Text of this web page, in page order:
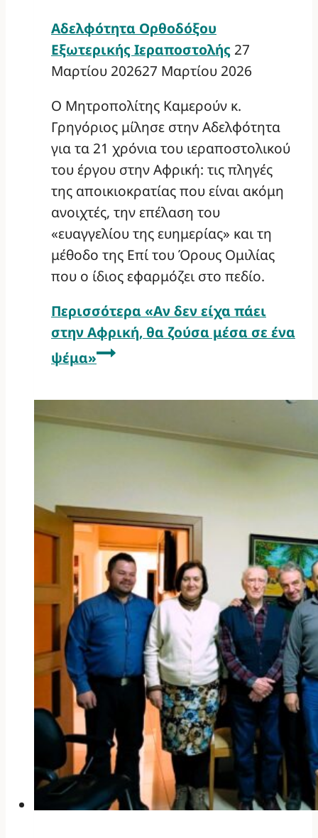
Αδελφότητα Ορθοδόξου
Εξωτερικής Ιεραποστολής 27
Μαρτίου 202627 Μαρτίου 2026
Ο Μητροπολίτης Καμερούν κ.
Γρηγόριος μίλησε στην Αδελφότητα
για τα 21 χρόνια του ιεραποστολικού
του έργου στην Αφρική: τις πληγές
της αποικιοκρατίας που είναι ακόμη
ανοιχτές, την επέλαση του
«ευαγγελίου της ευημερίας» και τη
μέθοδο της Επί του Όρους Ομιλίας
που ο ίδιος εφαρμόζει στο πεδίο.
Περισσότερα «Αν δεν είχα πάει
στην Αφρική, θα ζούσα μέσα σε ένα
ψέμα»